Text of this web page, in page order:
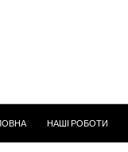
НАШІ РОБОТИ